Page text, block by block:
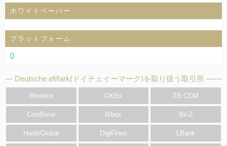
ホワイトペーパー
プラットフォーム
()
Deutsche eMark(ドイチェイーマーク)を取り扱う取引所
Binance OKEx ZB.COM
CoinBene Bibox Bit-Z
HuobiGlobal DigiFinex LBank